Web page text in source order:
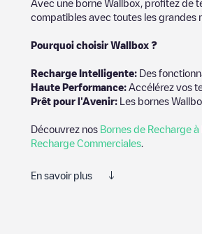
Avec une borne Wallbox, profitez de
compatibles avec toutes les grandes
Pourquoi choisir Wallbox ?
Recharge Intelligente: Des
Haute Performance: Accélérez vos
Prêt pour l'Avenir: Les bornes
Découvrez nos Bornes de Recharge à
Recharge Commerciales
En savoir plus